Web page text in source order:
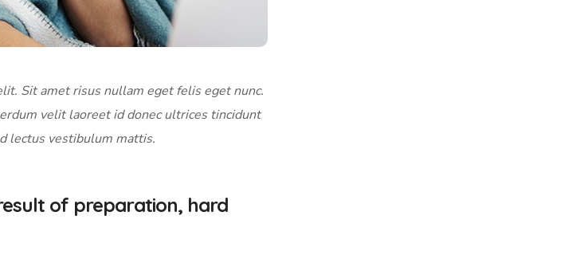
Sit amet risus nullam eget felis eget nunc.
velit laoreet id donec ultrices tincidunt
lectus vestibulum mattis.
of preparation, hard